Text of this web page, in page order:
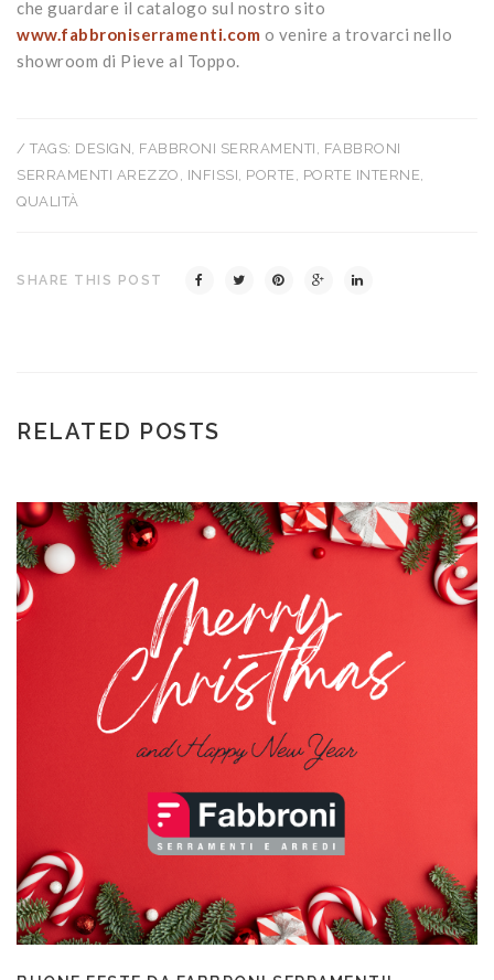
che guardare il catalogo sul nostro sito
www.fabbroniserramenti.com o venire a trovarci nello
showroom di Pieve al Toppo.
/ TAGS: DESIGN FABBRONI SERRAMENTI
FABBRONI
SERRAMENTI AREZZO
INFISSI PORTE PORTE INTERNE
QUALITÀ
SHARE THIS POST
RELATED POSTS